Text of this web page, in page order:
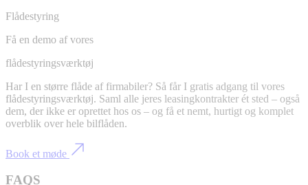
Flådestyring
Få en demo af vores
flådestyringsværktøj
Har I en større flåde af firmabiler? Så får I gratis adgang til vores
flådestyringsværktøj. Saml alle jeres leasingkontrakter ét sted – også
dem, der ikke er oprettet hos os – og få et nemt, hurtigt og komplet
overblik over hele bilflåden.
Book et møde
FAQS